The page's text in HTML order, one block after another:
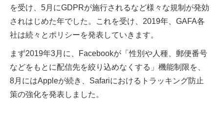
を受け、5月にGDPRが施行されるなど様々な規制が発効
されはじめた年でした。これを受け、2019年、GAFA各
社は続々とポリシーを発表していきます。
まず2019年3月に、Facebookが「性別や人種、郵便番号
などをもとに配信先を絞り込めなくする」機能制限を、
8月にはAppleが続き、Safariにおけるトラッキング防止
策の強化を発表しました。